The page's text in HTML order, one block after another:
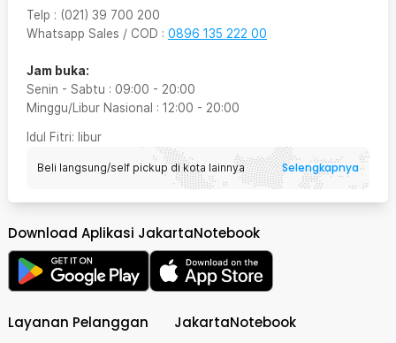
Telp : (021) 39 700 200
Whatsapp Sales / COD : 0896 135 222 00
Jam buka:
Senin - Sabtu : 09:00 - 20:00
Minggu/Libur Nasional : 12:00 - 20:00
Idul Fitri: libur
Beli langsung/self pickup di kota lainnya Selengkapnya
Download Aplikasi JakartaNotebook
Layanan Pelanggan JakartaNotebook